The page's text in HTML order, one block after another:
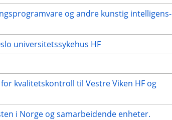
og andre kunstig intelligens-
universitetssykehus HF
kvalitetskontroll til Vestre Viken HF og
i Norge og samarbeidende enheter.